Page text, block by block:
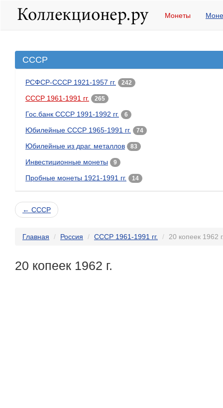
Монеты
СССР
РСФСР-СССР 1921-1957 гг. 242
СССР 1961-1991 гг. 265
Гос.банк СССР 1991-1992 гг. 6
Юбилейные СССР 1965-1991 гг. 74
Юбилейные из драг. металлов 83
Инвестиционные монеты 9
Пробные монеты 1921-1991 гг. 14
← СССР
Главная Россия СССР 1961-1991 гг. 20 копеек 1962
20 копеек 1962 г.